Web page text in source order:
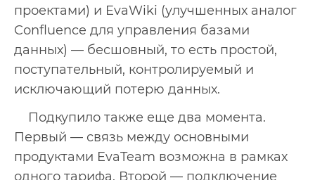
проектами) и EvaWiki (улучшенных аналог
Confluence для управления базами
данных) — бесшовный, то есть простой,
поступательный, контролируемый и
исключающий потерю данных.
Подкупило также еще два момента.
Первый — связь между основными
продуктами EvaTeam возможна в рамках
одного тарифа. Второй — подключение